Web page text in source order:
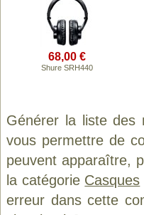
68,00 €
Shure SRH440
Générer la liste
vous permettre de
peuvent apparaître,
la catégorie Casques
erreur dans cette